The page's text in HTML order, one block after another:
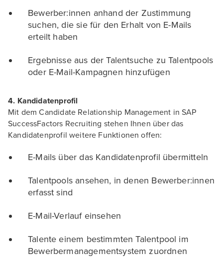
Bewerber:innen anhand der Zustimmung
suchen, die sie für den Erhalt von E-Mails
erteilt haben
Ergebnisse aus der Talentsuche zu Talentpools
oder E-Mail-Kampagnen hinzufügen
4. Kandidatenprofil
Mit dem Candidate Relationship Management in SAP
SuccessFactors Recruiting stehen Ihnen über das
Kandidatenprofil weitere Funktionen offen:
E-Mails über das Kandidatenprofil übermitteln
Talentpools ansehen, in denen Bewerber:innen
erfasst sind
E-Mail-Verlauf einsehen
Talente einem bestimmten Talentpool im
Bewerbermanagementsystem zuordnen